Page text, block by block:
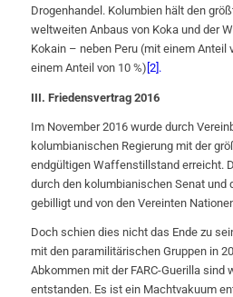
Drogenhandel. Kolumbien hält den
weltweiten Anbaus von Koka und der
Kokain – neben Peru (mit einem Anteil
einem Anteil von 10 %) [2].
III. Friedensvertrag 2016
Im November 2016 wurde durch
kolumbianischen Regierung mit der
endgültigen Waffenstillstand erreicht.
durch den kolumbianischen Senat und
gebilligt und von den Vereinten
Doch schien dies nicht das Ende zu
mit den paramilitärischen Gruppen in
Abkommen mit der FARC-Guerilla sind
entstanden. Es ist ein Machtvakuum